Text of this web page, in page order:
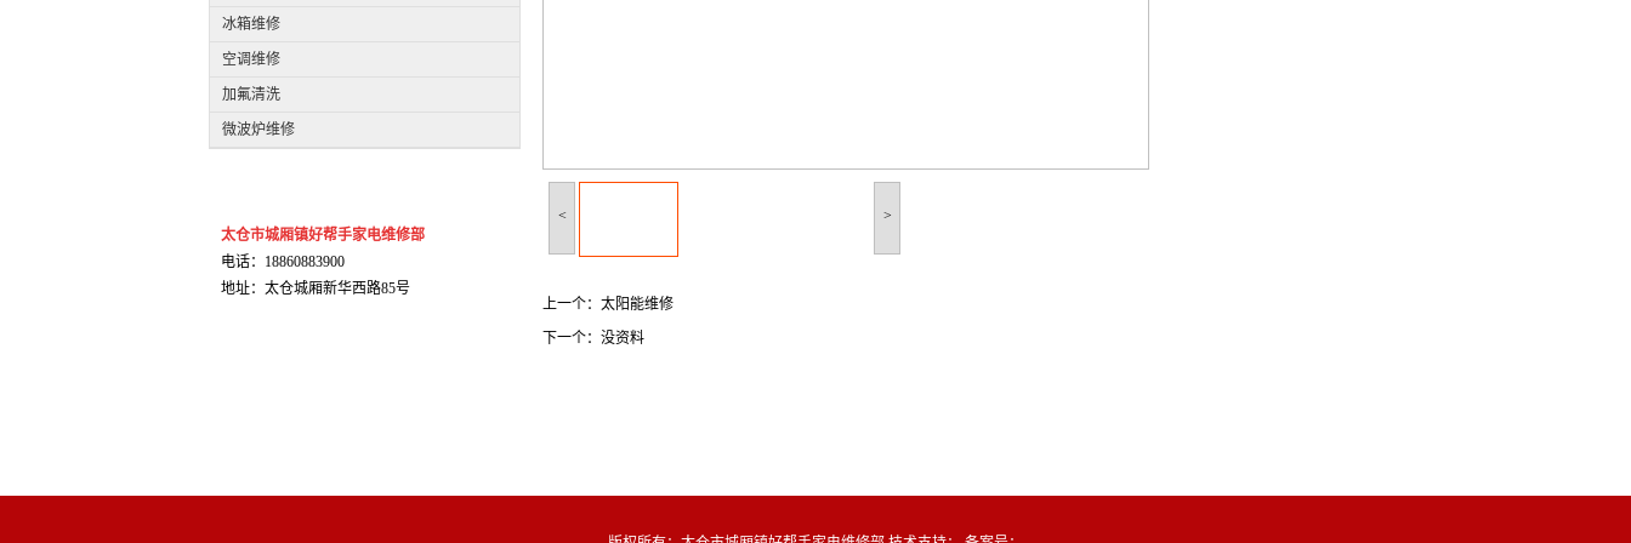
冰箱维修
空调维修
加氟清洗
微波炉维修
太仓市城厢镇好帮手家电维修部
电话：18860883900
地址：太仓城厢新华西路85号
< >
上一个： 太阳能维修
下一个： 没资料